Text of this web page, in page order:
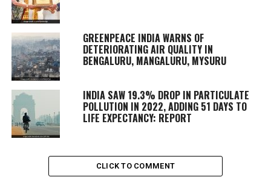
GREENPEACE INDIA WARNS OF
DETERIORATING AIR QUALITY IN
BENGALURU, MANGALURU, MYSURU
INDIA SAW 19.3% DROP IN PARTICULATE
POLLUTION IN 2022, ADDING 51 DAYS TO
LIFE EXPECTANCY: REPORT
CLICK TO COMMENT